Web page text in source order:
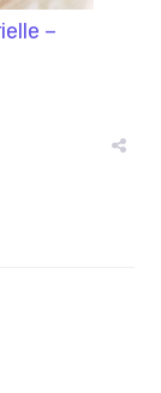
–